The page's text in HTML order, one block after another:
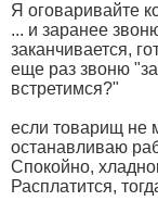
Я оговаривайте
... и заранее
заканчивается,
еще раз звоню
встретимся?"
если товарищ не
останавливаю
Спокойно,
Расплатится,